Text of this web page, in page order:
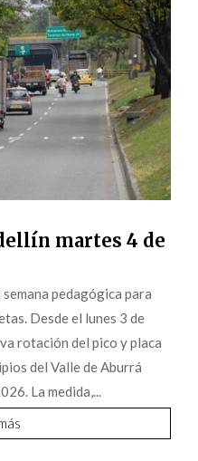
martes 4 de
pedagógica para
Desde el lunes 3 de
rotación del pico y placa
del Valle de Aburrá
La medida,...